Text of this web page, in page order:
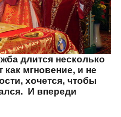
длится несколько
как мгновение, и не
хочется, чтобы
И впереди